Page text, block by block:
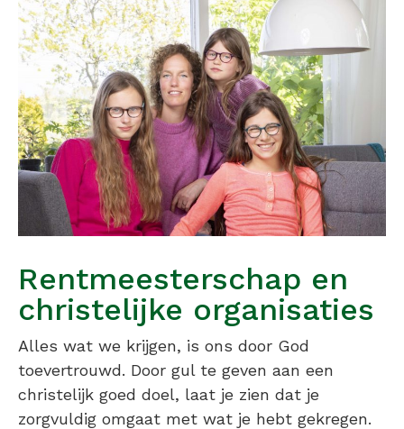
Rentmeesterschap en
christelijke organisaties
Alles wat we krijgen, is ons door God
toevertrouwd. Door gul te geven aan een
christelijk goed doel, laat je zien dat je
zorgvuldig omgaat met wat je hebt gekregen.